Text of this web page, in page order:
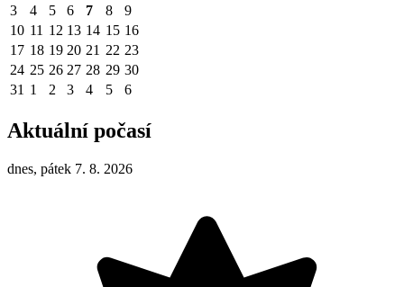
3
4 5 6 7 8
9
10 11 12 13 14 15 16
17 18 19 20 21 22 23
24 25 26 27 28 29 30
31 1 2 3 4 5 6
Aktuální počasí
dnes, pátek 7. 8. 2026